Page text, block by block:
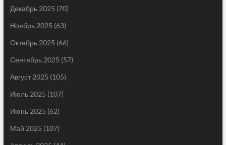
Декабрь 2025 (70)
Ноябрь 2025 (63)
Октябрь 2025 (66)
Сентябрь 2025 (57)
Август 2025 (105)
Июль 2025 (107)
Июнь 2025 (62)
Май 2025 (107)